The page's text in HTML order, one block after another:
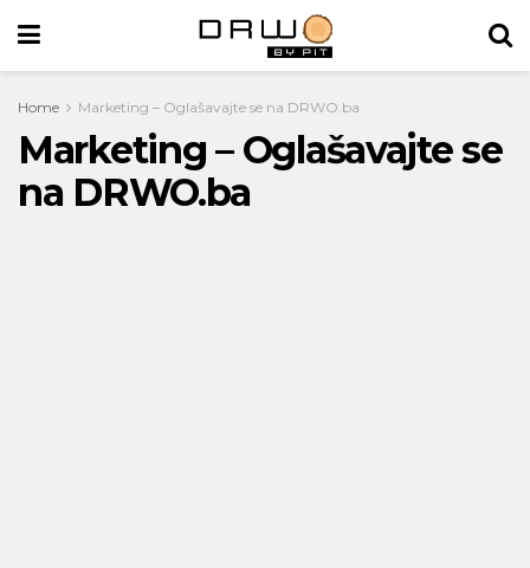
Home Marketing – Oglašavajte se na DRWO.ba
Marketing – Oglašavajte se
na DRWO.ba